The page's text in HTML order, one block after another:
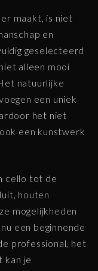
maakt, is niet
en
geselecteerd
alleen mooi
natuurlijke
een uniek
het niet
een kunstwerk
cello tot de
houten
mogelijkheden
een beginnende
professional, het
kan je